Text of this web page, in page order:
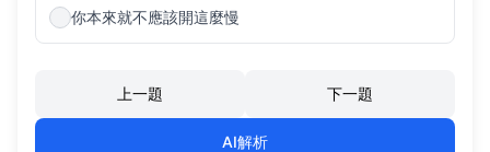
你本來就不應該開這麼慢
上一題 下一題
AI解析